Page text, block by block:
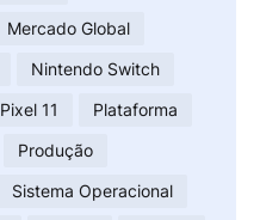
Mercado Global
Nintendo Switch
Pixel 11
Plataforma
Produção
Sistema Operacional